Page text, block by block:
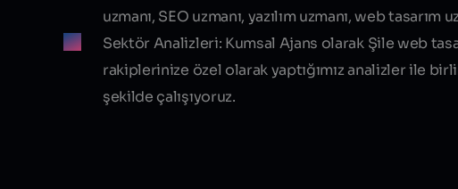
uzmanı, SEO uzmanı, yazılım uzmanı, web
Sektör Analizleri: Kumsal Ajans olarak Şileweb
rakiplerinize özel olarak yaptığımız analizler ile
şekilde çalışıyoruz.